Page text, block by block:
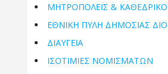
ΜΗΤΡΟΠΌΛΕΙΣ &
ΕΘΝΙΚΉ ΠΎΛΗ ΔΗΜΌΣΙΑΣ
ΔΙΑΥΓΕΙΑ
ΙΣΟΤΙΜΙΕΣ ΝΟΜΙΣΜΑΤΩΝ